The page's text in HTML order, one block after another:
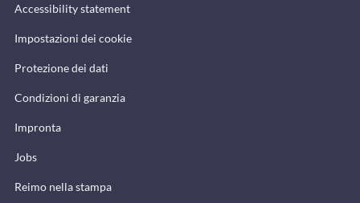
Accessibility statement
Impostazioni dei cookie
Protezione dei dati
Condizioni di garanzia
Impronta
Jobs
Reimo nella stampa